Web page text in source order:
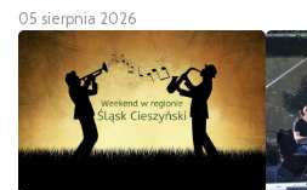
05 sierpnia 2026